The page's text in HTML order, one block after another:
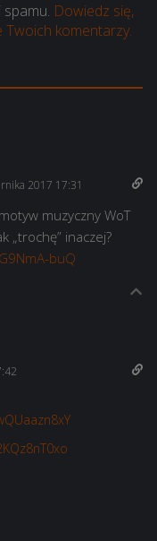
Dowiedz się,
komentarzy.
2017 17:31
muzyczny WoT
„trochę” inaczej?
buQ